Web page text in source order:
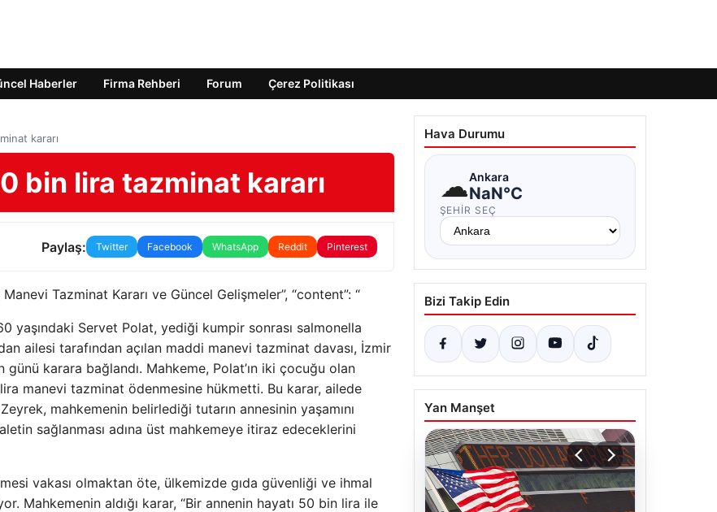
Haberler Firma Rehberi Forum Çerez Politikası
kararı
bin lira tazminat kararı
Paylaş: Twitter Facebook WhatsApp Reddit Pinterest
Tazminat Kararı ve Güncel Gelişmeler”, “content”: “
yaşındaki Servet Polat, yediği kumpir sonrası salmonella
ailesi tarafından açılan maddi manevi tazminat davası, İzmir
karara bağlandı. Mahkeme, Polat’ın iki çocuğu olan
manevi tazminat ödenmesine hükmetti. Bu karar, ailede
mahkemenin belirlediği tutarın annesinin yaşamını
sağlanması adına üst mahkemeye itiraz edeceklerini
vakası olmaktan öte, ülkemizde gıda güvenliği ve ihmal
Mahkemenin aldığı karar, “Bir annenin hayatı 50 bin lira ile
Hava Durumu
☁Ankara
NaN°C
ŞEHIR SEÇ
Bizi Takip Edin
Yan Manşet